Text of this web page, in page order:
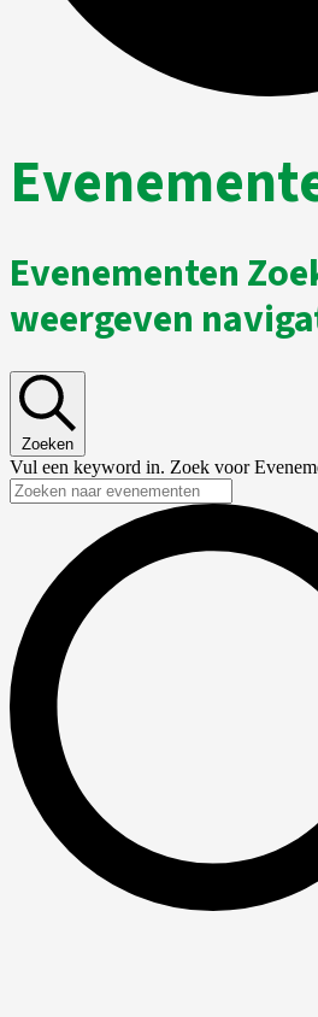
Evenementen
weergeven
Zoeken
Vul een keyword in. Zoek voor